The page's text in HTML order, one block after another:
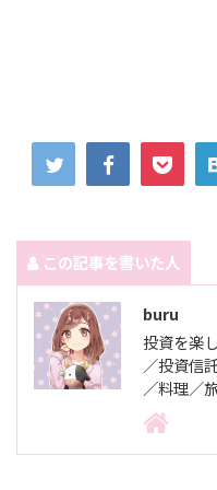
この記事を書いた人
buru
投資を楽
／投資信
／料理／